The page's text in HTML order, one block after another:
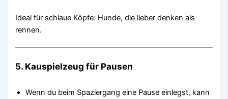
Ideal für schlaue Köpfe: Hunde, die lieber denken als
rennen.
5. Kauspielzeug für Pausen
Wenn du beim Spaziergang eine Pause einlegst, kann